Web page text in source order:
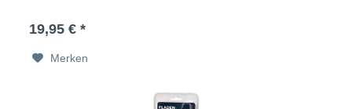
19,95 € *
Merken